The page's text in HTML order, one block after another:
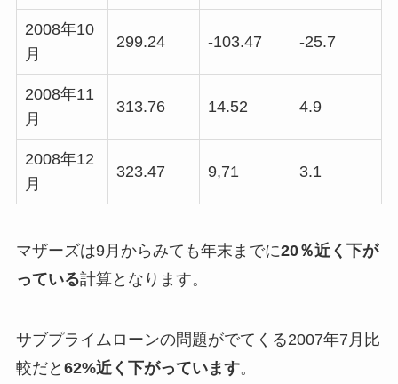
2008年10
月
299.24 -103.47 -25.7
2008年11
月
313.76 14.52 4.9
2008年12
月
323.47 9,71 3.1
マザーズは9月からみても年末までに20％近く下が
っている計算となります。
サブプライムローンの問題がでてくる2007年7月比
較だと 62%近く下がっています。